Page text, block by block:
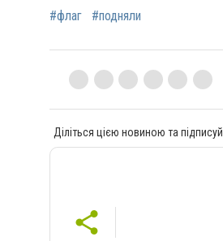
#флаг #подняли
Діліться цією новиною та